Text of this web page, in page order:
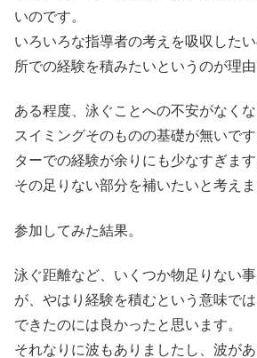
いのです。
いろいろな指導者の考えを吸収した
所での経験を積みたいというのが理由
ある程度、泳ぐことへの不安がなくな
スイミングそのものの基礎が無いで
ターでの経験が余りにも少なすぎます
その足りない部分を補いたいと考えま
参加してみた結果。
泳ぐ距離など、いくつか物足りない事
が、やはり経験を積むという意味で
できたのには良かったと思います。
それなりに波もありましたし、波が